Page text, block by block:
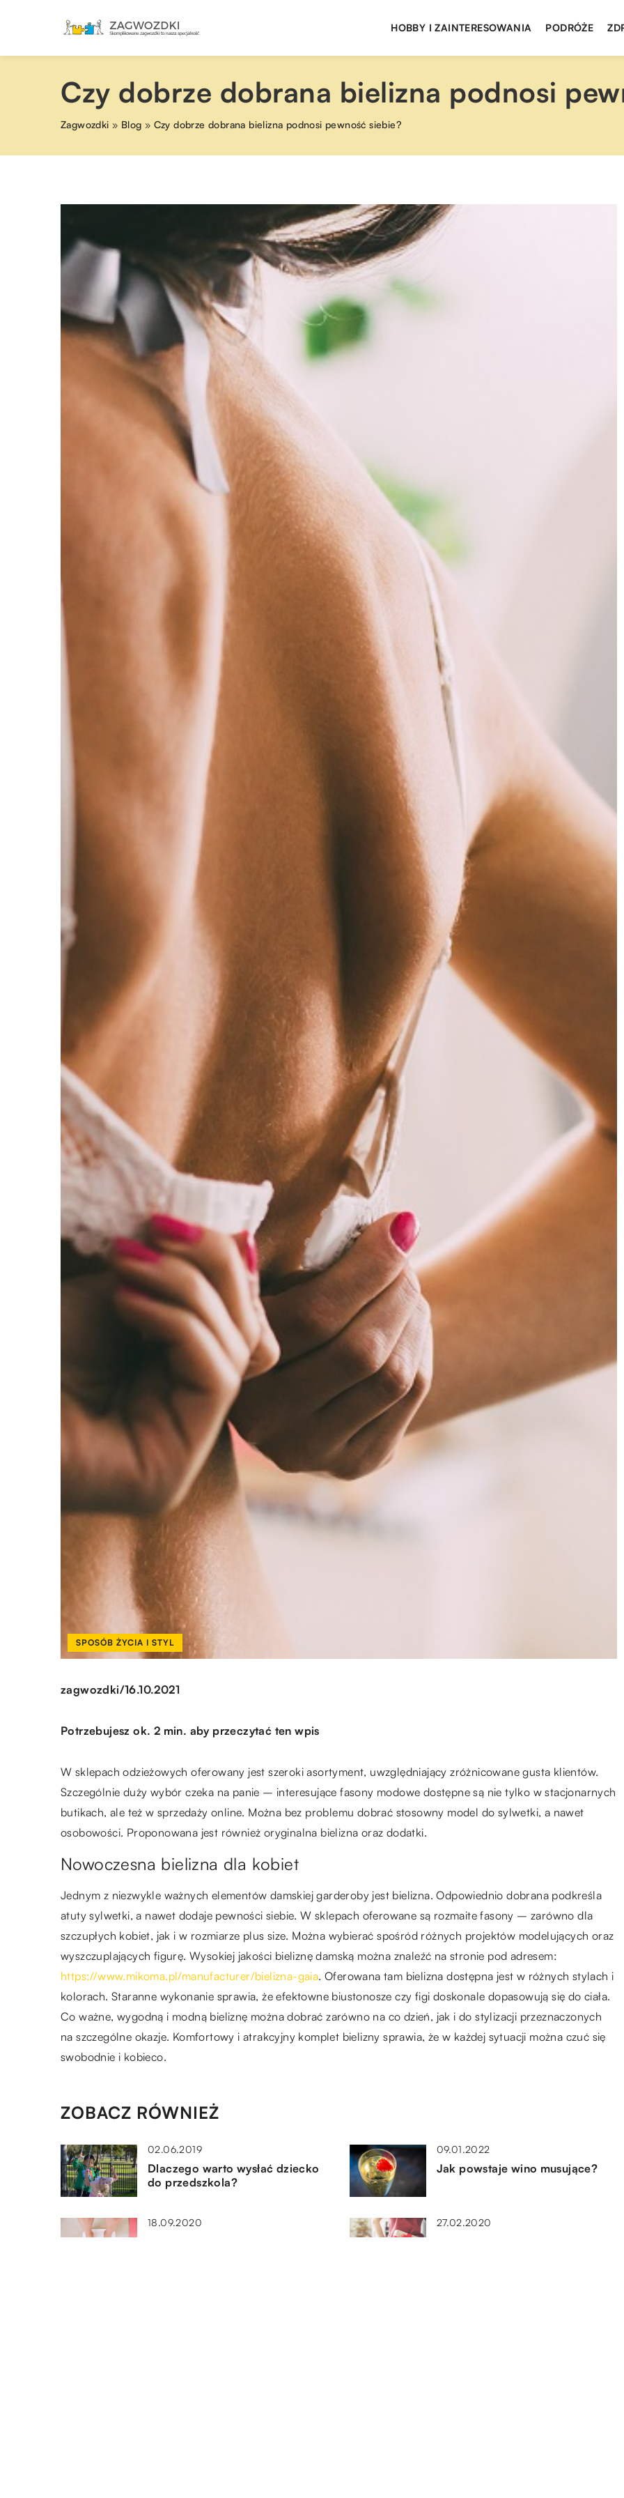
HOBBY I ZAINTERESOWANIA PODRÓŻE
Czy dobrze dobrana bielizna podnosi
Zagwozdki » Blog » Czy dobrze dobrana bielizna podnosi pewność siebie?
SPOSÓB ŻYCIA I STYL
zagwozdki/16.10.2021
Potrzebujesz ok. 2 min. aby przeczytać ten wpis
W sklepach odzieżowych oferowany jest szeroki asortyment, uwzględniający zróżnicowane gusta klientów.
Szczególnie duży wybór czeka na panie – interesujące fasony modowe dostępne są nie tylko w stacjonarnych
butikach, ale też w sprzedaży online. Można bez problemu dobrać stosowny model do sylwetki, a nawet
osobowości. Proponowana jest również oryginalna bielizna oraz dodatki.
Nowoczesna bielizna dla kobiet
Jednym z niezwykle ważnych elementów damskiej garderoby jest bielizna. Odpowiednio dobrana podkreśla
atuty sylwetki, a nawet dodaje pewności siebie. W sklepach oferowane są rozmaite fasony – zarówno dla
szczupłych kobiet, jak i w rozmiarze plus size. Można wybierać spośród różnych projektów modelujących oraz
wyszczuplających figurę. Wysokiej jakości bieliznę damską można znaleźć na stronie pod adresem:
https://www.mikoma.pl/manufacturer/bielizna-gaia. Oferowana tam bielizna dostępna jest w różnych stylach i
kolorach. Staranne wykonanie sprawia, że efektowne biustonosze czy figi doskonale dopasowują się do ciała.
Co ważne, wygodną i modną bieliznę można dobrać zarówno na co dzień, jak i do stylizacji przeznaczonych
na szczególne okazje. Komfortowy i atrakcyjny komplet bielizny sprawia, że w każdej sytuacji można czuć się
swobodnie i kobieco.
ZOBACZ RÓWNIEŻ
02.06.2019
Dlaczego warto wysłać dziecko
do przedszkola?
09.01.2022
Jak powstaje wino musujące?
18.09.2020 27.02.2020